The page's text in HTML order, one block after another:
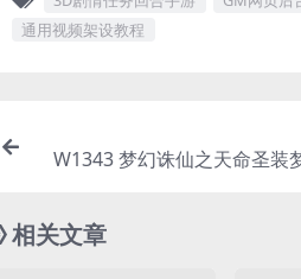
通用视频架设教程
W1343 梦幻诛仙之天命圣装
相关文章